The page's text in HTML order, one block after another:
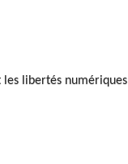
libertés numériques